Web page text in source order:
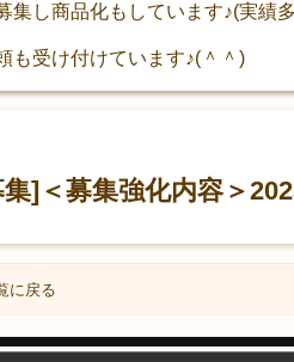
集し商品化もしています♪(実績
も受け付けています♪(＾＾)
]＜募集強化内容＞
に戻る